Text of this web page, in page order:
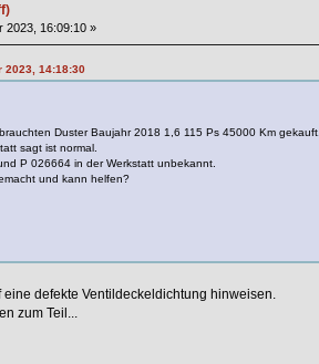
2023, 16:09:10 »
2023, 14:18:30
Duster Baujahr 2018 1,6 115 Ps 45000 Km gekauft.
sagt ist normal.
P 026664 in der Werkstatt unbekannt.
und kann helfen?
defekte Ventildeckeldichtung hinweisen.
zum Teil...